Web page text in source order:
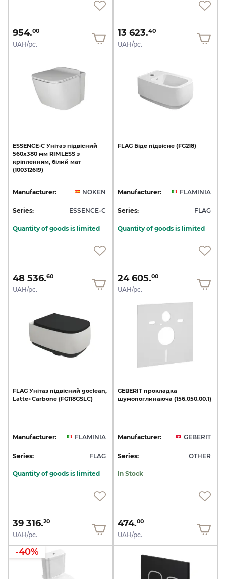
954.00
UAH/pc.
13 623.40
UAH/pc.
ESSENCE-C Унітаз підвісний
560х380 мм RIMLESS з
кріпленням, білий мат
(100312619)
Manufacturer: NOKEN
Series: ESSENCE-C
Quantity of goods is limited
48 536.60
UAH/pc.
FLAG Біде підвісне (FG218)
Manufacturer: FLAMINIA
Series: FLAG
Quantity of goods is limited
24 605.00
UAH/pc.
FLAG Унітаз підвісний goclean,
Latte+Carbone (FG118GSLC)
Manufacturer: FLAMINIA
Series: FLAG
Quantity of goods is limited
39 316.20
UAH/pc.
GEBERIT прокладка
шумопоглинаюча (156.050.00.1)
Manufacturer: GEBERIT
Series: OTHER
In Stock
474.00
UAH/pc.
-40%